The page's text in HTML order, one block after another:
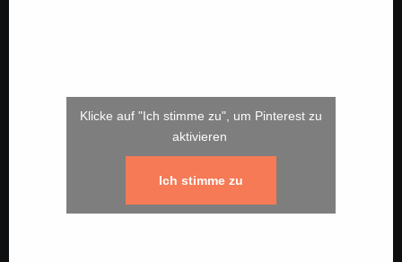
Klicke auf "Ich stimme zu", um Pinterest zu
aktivieren
Ich stimme zu